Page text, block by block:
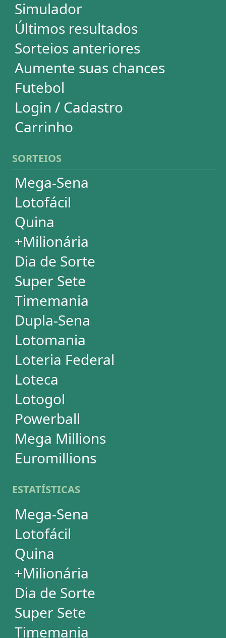
Dupla-Sena
Lotomania
Loteria Federal
Loteca
Lotogol
Powerball
Mega Millions
ESTATÍSTICAS
Mega-Sena
Lotofácil
Quina
+Milionária
Dia de Sorte
Super Sete
Timemania
Dupla-Sena
Lotomania
Powerball
Mega Millions
Euromillions
DESDOBRAMENTOS
Mega-Sena
Lotofácil
+Milionária
Dia de Sorte
Timemania
Dupla-Sena
Lotomania
Super Sete
PowerBall
Mega Millions
EuroMillions